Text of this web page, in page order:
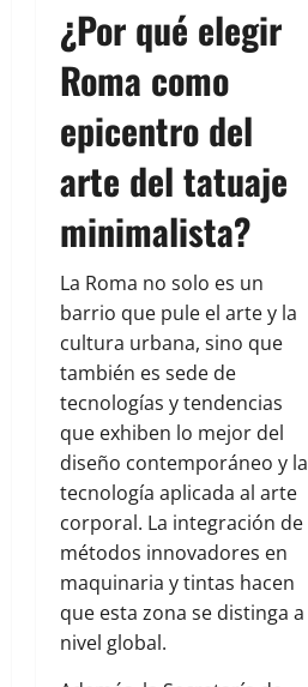
¿Por qué elegir
Roma como
epicentro del
arte del tatuaje
minimalista?
La Roma no solo es un
barrio que pule el arte y la
cultura urbana, sino que
también es sede de
tecnologías y tendencias
que exhiben lo mejor del
diseño contemporáneo y la
tecnología aplicada al arte
corporal. La integración de
métodos innovadores en
maquinaria y tintas hacen
que esta zona se distinga a
nivel global.